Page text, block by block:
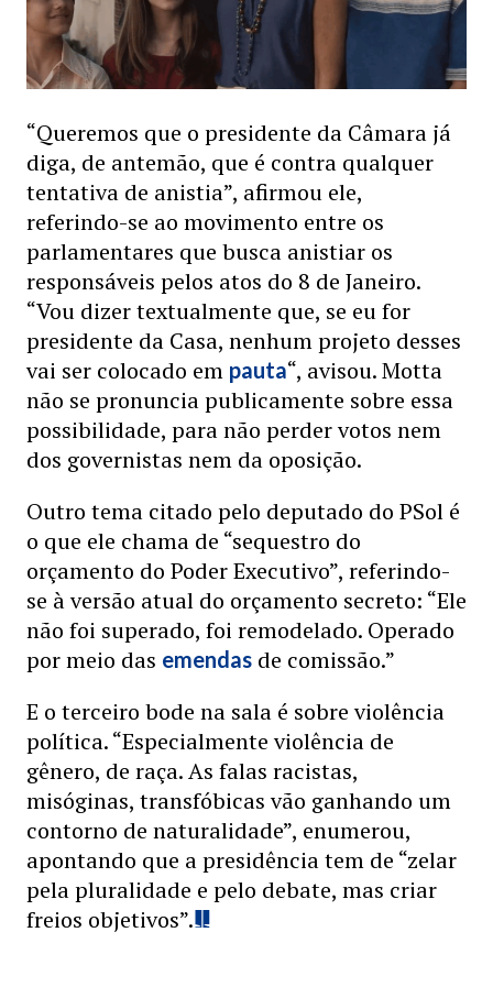
“Queremos que o presidente da Câmara já
diga, de antemão, que é contra qualquer
tentativa de anistia”, afirmou ele,
referindo-se ao movimento entre os
parlamentares que busca anistiar os
responsáveis pelos atos do 8 de Janeiro.
“Vou dizer textualmente que, se eu for
presidente da Casa, nenhum projeto desses
vai ser colocado em pauta“, avisou. Motta
não se pronuncia publicamente sobre essa
possibilidade, para não perder votos nem
dos governistas nem da oposição.
Outro tema citado pelo deputado do PSol é
o que ele chama de “sequestro do
orçamento do Poder Executivo”, referindo-
se à versão atual do orçamento secreto: “Ele
não foi superado, foi remodelado. Operado
por meio das emendas de comissão.”
E o terceiro bode na sala é sobre violência
política. “Especialmente violência de
gênero, de raça. As falas racistas,
misóginas, transfóbicas vão ganhando um
contorno de naturalidade”, enumerou,
apontando que a presidência tem de “zelar
pela pluralidade e pelo debate, mas criar
freios objetivos”.